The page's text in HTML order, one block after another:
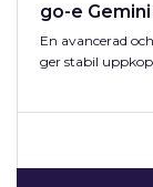
go-e
En avancerad
ger stabil